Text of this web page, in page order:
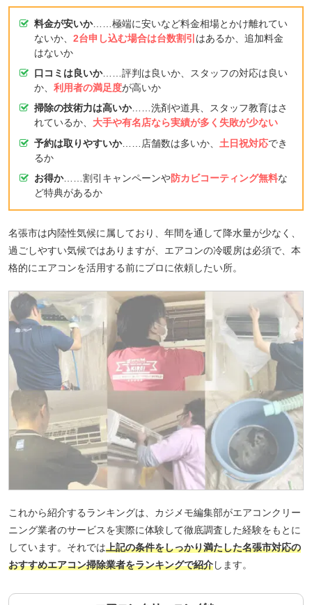
料金が安いか……極端に安いなど料金相場とかけ離れてい
ないか、 2台申し込む場合は台数割引はあるか、追加料金
はないか
口コミは良いか……評判は良いか、スタッフの対応は良い
か、 利用者の満足度が高いか
掃除の技術力は高いか……洗剤や道具、スタッフ教育はさ
れているか、 大手や有名店なら実績が多く失敗が少ない
予約は取りやすいか……店舗数は多いか、 土日祝対応でき
るか
お得か……割引キャンペーンや防カビコーティング無料な
ど特典があるか
名張市は内陸性気候に属しており、年間を通して降水量が少なく、
過ごしやすい気候ではありますが、エアコンの冷暖房は必須で、本
格的にエアコンを活用する前にプロに依頼したい所。
これから紹介するランキングは、カジメモ編集部がエアコンクリー
ニング業者のサービスを実際に体験して徹底調査した経験をもとに
しています。それでは上記の条件をしっかり満たした名張市対応の
おすすめエアコン掃除業者をランキングで紹介します。